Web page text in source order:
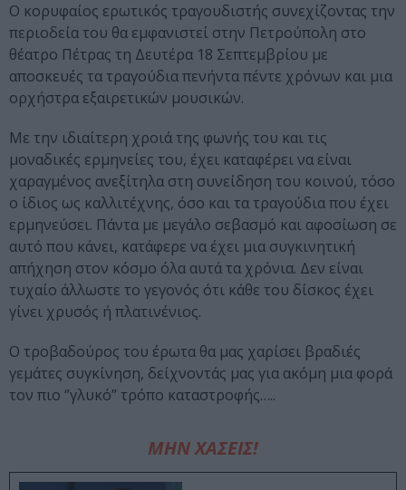
Ο κορυφαίος ερωτικός τραγουδιστής συνεχίζοντας την
περιοδεία του θα εμφανιστεί στην Πετρούπολη στο
θέατρο Πέτρας τη Δευτέρα 18 Σεπτεμβρίου με
αποσκευές τα τραγούδια πενήντα πέντε χρόνων και μια
ορχήστρα εξαιρετικών μουσικών.
Με την ιδιαίτερη χροιά της φωνής του και τις
μοναδικές ερμηνείες του, έχει καταφέρει να είναι
χαραγμένος ανεξίτηλα στη συνείδηση του κοινού, τόσο
ο ίδιος ως καλλιτέχνης, όσο και τα τραγούδια που έχει
ερμηνεύσει. Πάντα με μεγάλο σεβασμό και αφοσίωση σε
αυτό που κάνει, κατάφερε να έχει μια συγκινητική
απήχηση στον κόσμο όλα αυτά τα χρόνια. Δεν είναι
τυχαίο άλλωστε το γεγονός ότι κάθε του δίσκος έχει
γίνει χρυσός ή πλατινένιος.
Ο τροβαδούρος του έρωτα θα μας χαρίσει βραδιές
γεμάτες συγκίνηση, δείχνοντάς μας για ακόμη μια φορά
τον πιο ‘’γλυκό’’ τρόπο καταστροφής…..
ΜΗΝ ΧΑΣΕΙΣ!